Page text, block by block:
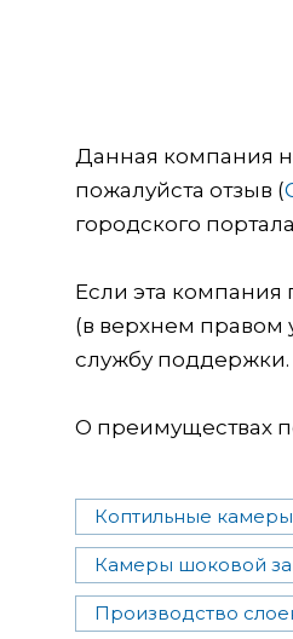
Данная компания
пожалуйста отзыв (
городского
Если эта компания
(в верхнем правом
службу поддержки.
О преимуществах
Коптильные камеры
Камеры шоковой
Производство